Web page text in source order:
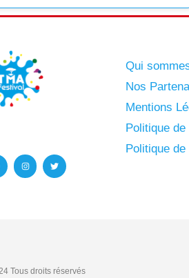
Qui
Nos
Mentions
Politique
Politique
Tous droits réservés